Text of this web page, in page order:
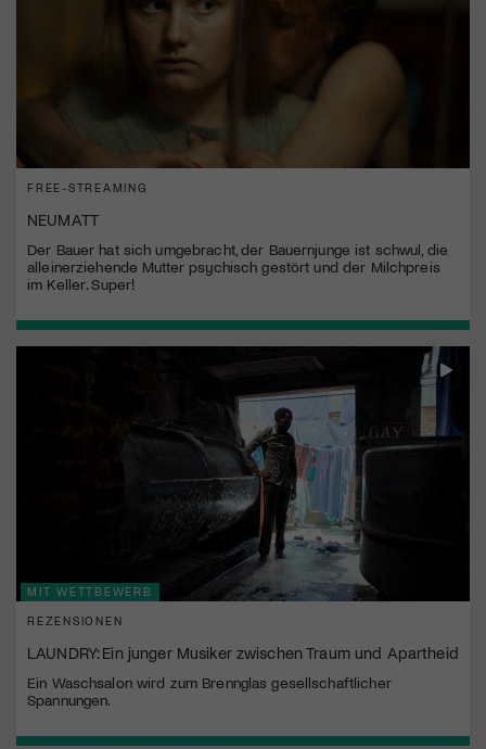
FREE-STREAMING
NEUMATT
Der Bauer hat sich umgebracht, der Bauernjunge ist schwul, die
alleinerziehende Mutter psychisch gestört und der Milchpreis
im Keller. Super!
MIT WETTBEWERB
REZENSIONEN
LAUNDRY: Ein junger Musiker zwischen Traum und Apartheid
Ein Waschsalon wird zum Brennglas gesellschaftlicher
Spannungen.